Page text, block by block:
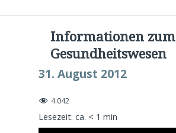
Informationen zum
Gesundheitswesen
31. August 2012
4.042
Lesezeit: ca. < 1 min